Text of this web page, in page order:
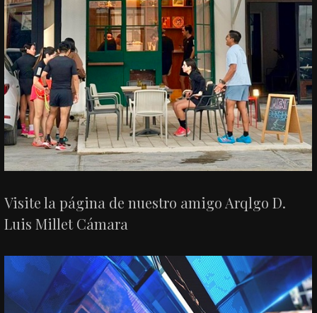
Visite la página de nuestro amigo Arqlgo D.
Luis Millet Cámara